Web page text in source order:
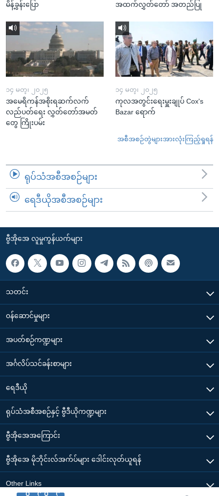
မိန့်ခွန်းပြော
အထက်လွှတ်တော် အတည်ပြု
၁၄ မတ္၊ ၂၀၂၅
အမေရိကန်အစိုးရဆက်လက်
လည်ပတ်ရေး လွှတ်တော်အမတ်
တွေ ကြိုးပမ်း
၁၄ မတ္၊ ၂၀၂၅
ကုလအတွင်းရေးမှူးချုပ် Cox's
Bazar ရောက်
အစီအစဉ်တွဲများအားလုံးကြည့်ရှုရန်
ရုပ်သံအစီအစဉ်များ
ရေဒီယိုအစီအစဉ်များ
ဗွီအိုအေ လူမှုကွန်ယက်များ
သတင်း
၀န်ဆောင်မှုများ
အပတ်စဉ်ကဏ္ဍများ
အင်္ဂလိပ်သင်ခန်းစာများ
ရေဒီယို
ရုပ်သံအစီအစဉ်နှင့် ဗွီဒီယိုကဏ္ဍများ
ဗွီအိုအေအကြောင်း
ဗွီအိုအေ မိုဘိုင်းလ်အက်ပ်များ ဒေါင်းလုတ်ယူရန်
Other Links